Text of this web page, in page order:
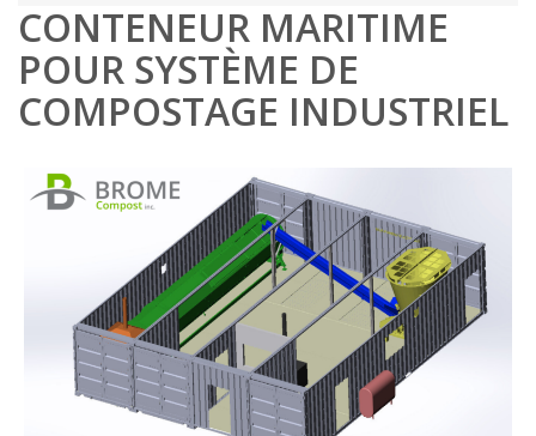
CONTENEUR MARITIME
POUR SYSTÈME DE
COMPOSTAGE INDUSTRIEL